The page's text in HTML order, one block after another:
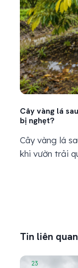
Cây vàng lá
bị nghẹt?
Cây vàng lá
khi vườn trải
lá chuyển
Tin liên quan
23